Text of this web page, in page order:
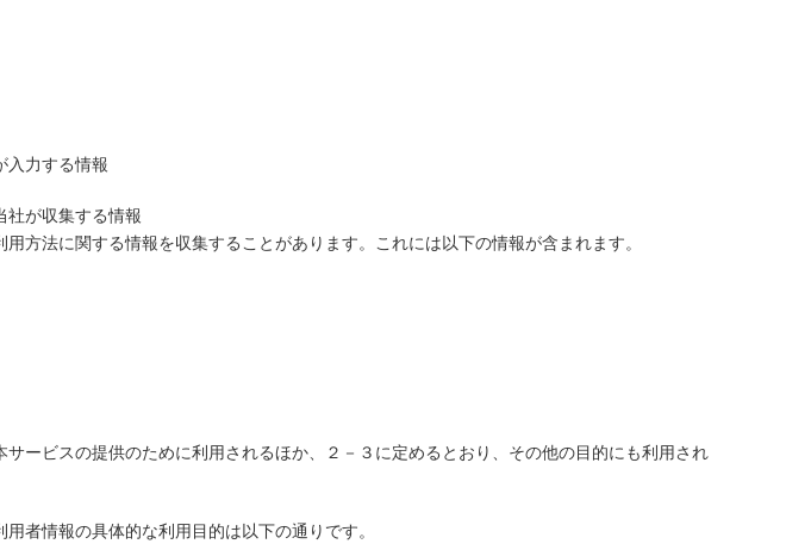
入力する情報
社が収集する情報
方法に関する情報を収集することがあります。これには以下の情報が含まれます。
ービスの提供のために利用されるほか、２－３に定めるとおり、その他の目的にも利用され
者情報の具体的な利用目的は以下の通りです。